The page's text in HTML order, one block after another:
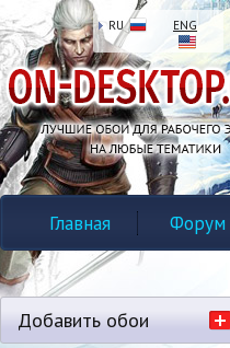
RU ENG
Главная Форум
Добавить обои